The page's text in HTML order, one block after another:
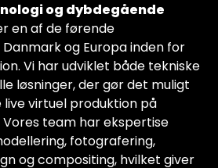
og dybdegående
en af de førende
og Europa inden for
Vi har udviklet både tekniske
løsninger, der gør det muligt
live virtuel produktion på
Vores team har ekspertise
fotografering,
og compositing, hvilket giver